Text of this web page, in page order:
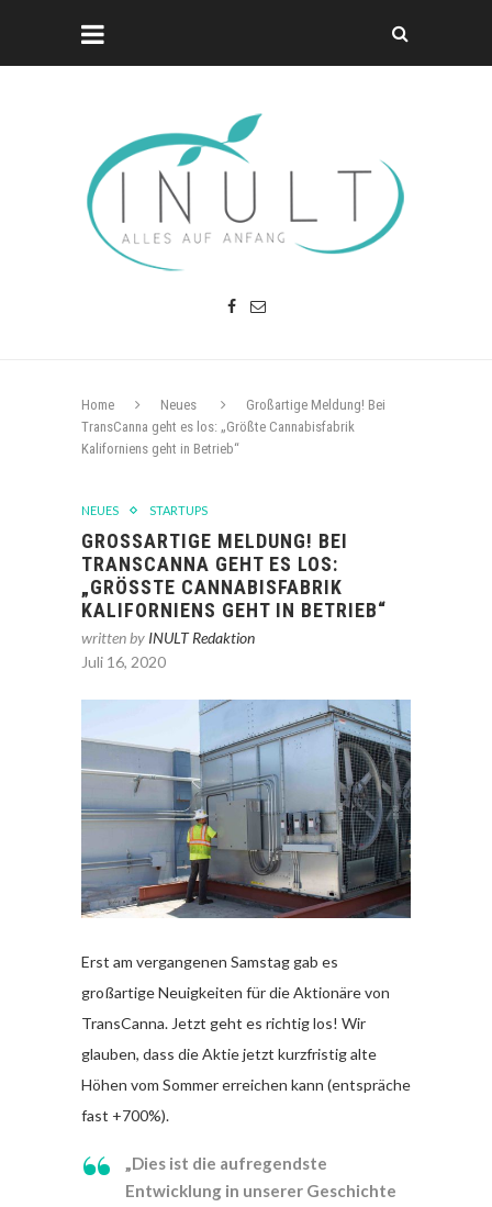
Home Neues
Großartige Meldung! Bei
TransCanna geht es los: „Größte Cannabisfabrik
Kaliforniens geht in Betrieb“
NEUES STARTUPS
GROSSARTIGE MELDUNG! BEI T
RANSCANNA GEHT ES LOS: „
GRÖSSTE CANNABISFABRIK KA
LIFORNIENS GEHT IN BETRIEB“
written by INULT Redaktion
Juli 16, 2020
Erst am vergangenen Samstag gab es
großartige Neuigkeiten für die Aktionäre von
TransCanna. Jetzt geht es richtig los! Wir
glauben, dass die Aktie jetzt kurzfristig alte
Höhen vom Sommer erreichen kann (entspräche
fast +700%).
„Dies ist die aufregendste
Entwicklung in unserer Geschichte